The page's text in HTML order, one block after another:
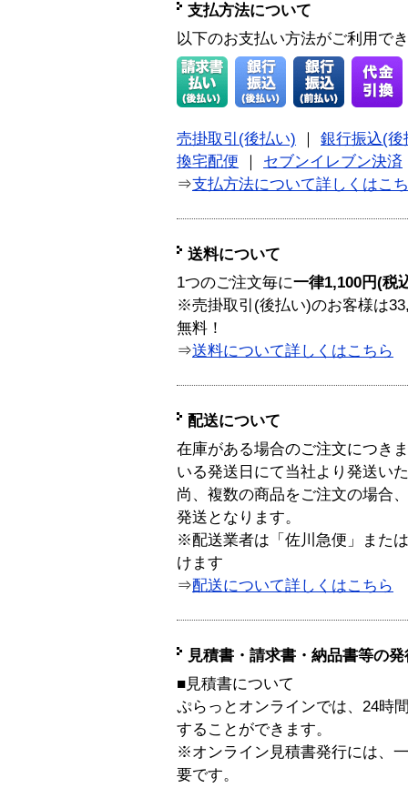
支払方法について
以下のお支払い方法がご利用で
売掛取引(後払い)
銀行振込(後
換宅配便
セブンイレブン決済
⇒支払方法について詳しくはこ
送料について
1つのご注文毎に一律1,100円(税
※売掛取引(後払い)のお客様は
無料！
⇒送料について詳しくはこちら
配送について
在庫がある場合のご注文につき
いる発送日にて当社より発送い
尚、複数の商品をご注文の場合
発送となります。
※配送業者は「佐川急便」また
けます
⇒配送について詳しくはこちら
見積書・請求書・納品書等の
■見積書について
ぷらっとオンラインでは、24時
することができます。
※オンライン見積書発行には、
要です。